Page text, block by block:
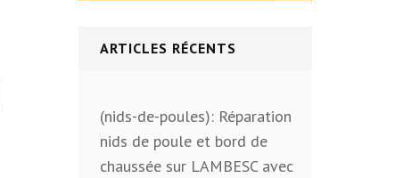
ARTICLES RÉCENTS
(nids-de-poules): Réparation
nids de poule et bord de
chaussée sur LAMBESC avec